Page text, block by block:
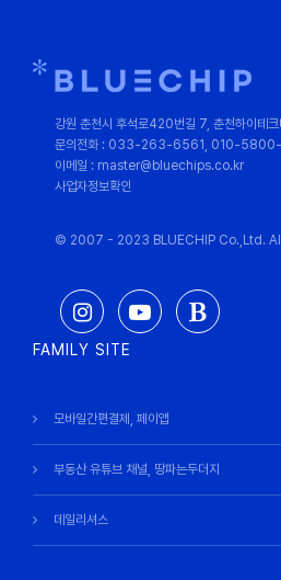
강원 춘천시 후석로420번길 7, 춘천하이테
문의전화 : 033-263-6561, 010-
이메일 : master@bluechips.co.kr
사업자정보확인
© 2007 - 2023 BLUECHIP Co.,Ltd.
FAMILY SITE
모바일간편결제, 페이앱
부동산 유튜브 채널, 땅파는두더지
데일리셔스